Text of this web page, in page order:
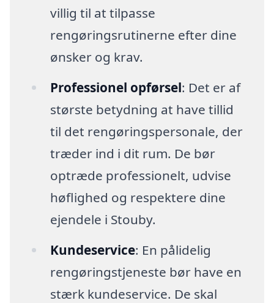
villig til at tilpasse
rengøringsrutinerne efter dine
ønsker og krav.
Professionel opførsel: Det er af
største betydning at have tillid
til det rengøringspersonale, der
træder ind i dit rum. De bør
optræde professionelt, udvise
høflighed og respektere dine
ejendele i Stouby.
Kundeservice: En pålidelig
rengøringstjeneste bør have en
stærk kundeservice. De skal